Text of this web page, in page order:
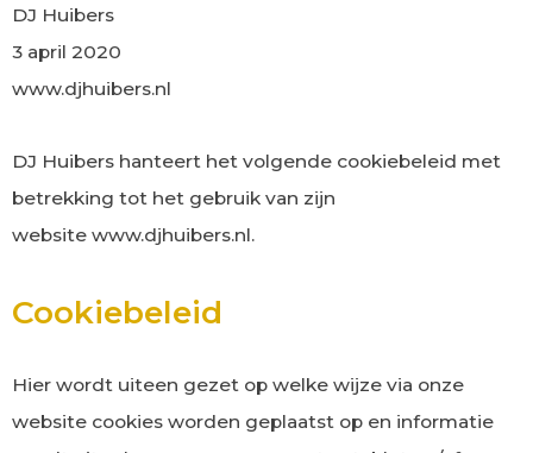
DJ Huibers
3 april 2020
www.djhuibers.nl
DJ Huibers hanteert het volgende cookiebeleid met
betrekking tot het gebruik van zijn
website www.djhuibers.nl.
Cookiebeleid
Hier wordt uiteen gezet op welke wijze via onze
website cookies worden geplaatst op en informatie